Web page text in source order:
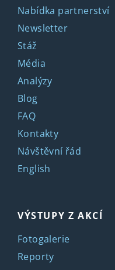
Nabídka partnerství
Newsletter
Stáž
Média
Analýzy
Blog
FAQ
Kontakty
Návštěvní řád
English
VÝSTUPY Z AKCÍ
Fotogalerie
Reporty